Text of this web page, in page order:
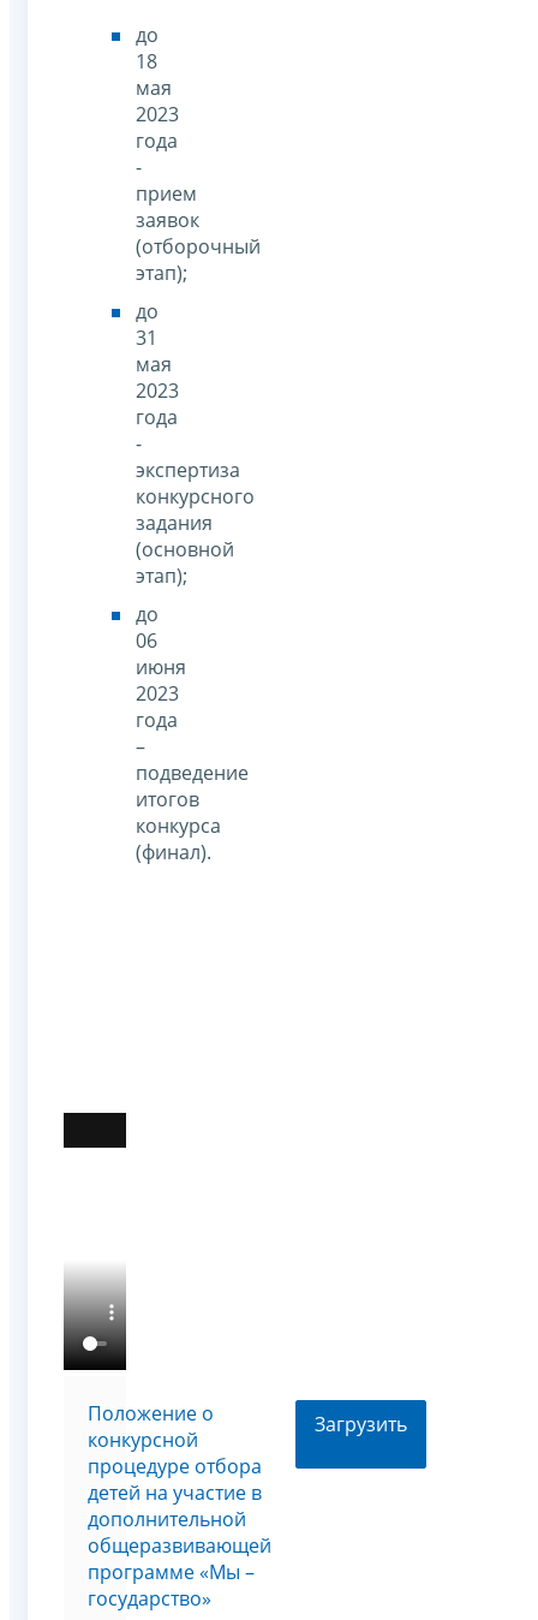
до
18
мая
2023
года
-
прием
заявок
(отборочный
этап);
до
31
мая
2023
года
-
экспертиза
конкурсного
задания
(основной
этап);
до
06
июня
2023
года
–
подведение
итогов
конкурса
(финал).
Положение о
конкурсной
процедуре отбора
детей на участие в
дополнительной
общеразвивающей
программе «Мы –
государство»
Загрузить